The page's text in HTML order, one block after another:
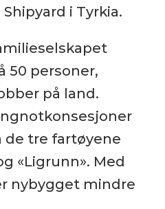
i Tyrkia.
50 personer,
på land.
de tre fartøyene
«Ligrunn». Med
nybygget mindre